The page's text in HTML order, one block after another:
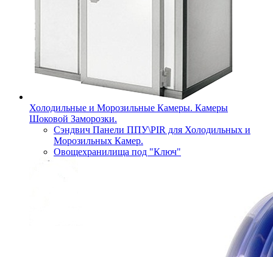
Холодильные и Морозильные Камеры. Камеры
Шоковой Заморозки.
Сэндвич Панели ППУ\PIR для Холодильных и
Морозильных Камер.
Овощехранилища под "Ключ"